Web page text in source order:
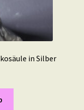
in Silber